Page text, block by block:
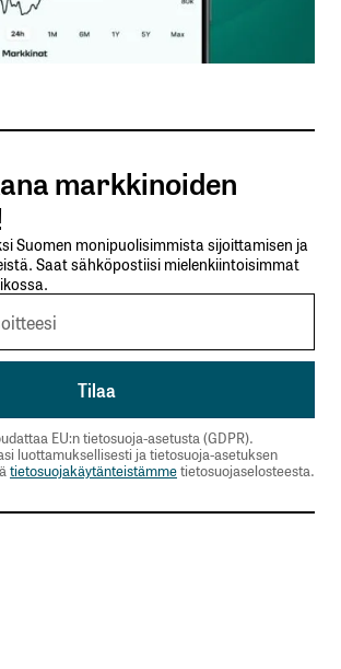
uutiskirje
markkinoiden
Suomen monipuolisimmista sijoittamisen ja
Saat sähköpostiisi mielenkiintoisimmat
EU:n tietosuoja-asetusta (GDPR).
luottamuksellisesti ja tietosuoja-asetuksen
tietosuojakäytänteistämmetietosuojaselosteesta.